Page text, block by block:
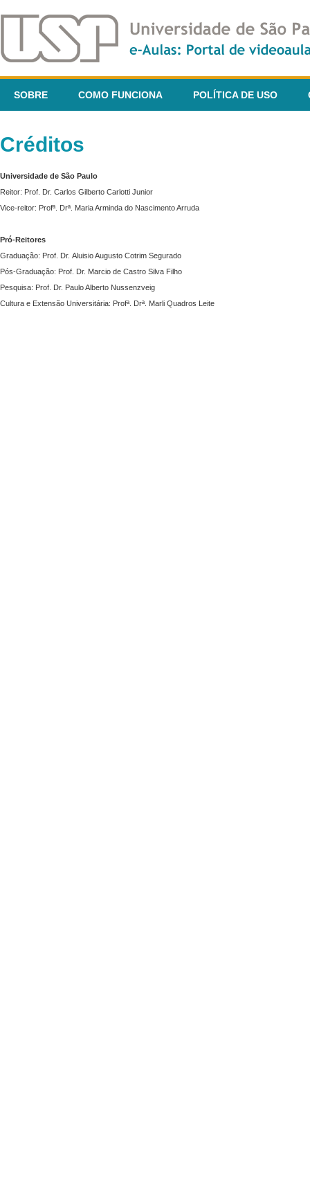
SOBRE COMO FUNCIONA POLÍTICA DE USO
Créditos
Universidade de São Paulo
Reitor: Prof. Dr. Carlos Gilberto Carlotti Junior
Vice-reitor: Profª. Drª. Maria Arminda do Nascimento Arruda
Pró-Reitores
Graduação: Prof. Dr. Aluisio Augusto Cotrim Segurado
Pós-Graduação: Prof. Dr. Marcio de Castro Silva Filho
Pesquisa: Prof. Dr. Paulo Alberto Nussenzveig
Cultura e Extensão Universitária: Profª. Drª. Marli Quadros Leite